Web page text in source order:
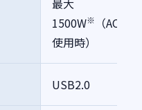
最大
1500W※
（
使用時）
USB2.0